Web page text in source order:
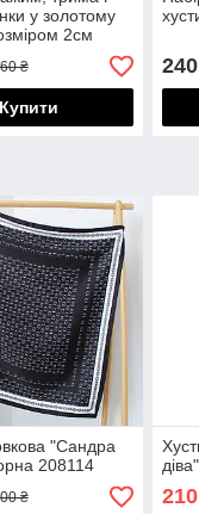
у золотому
2см
₴
Купити
240
"Сандра
208114
₴ 210